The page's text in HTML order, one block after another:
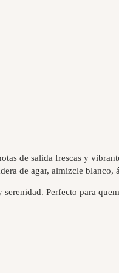
de salida frescas y
de agar, almizcle blanco,
Perfecto para